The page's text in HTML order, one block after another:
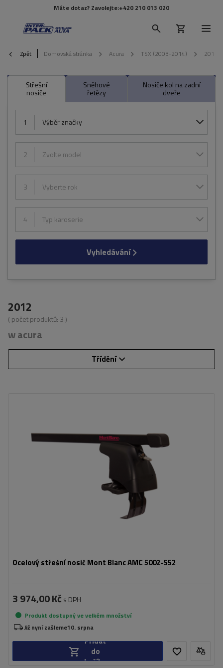
Máte dotaz? Zavolejte:+420 210 013 020
Zpět Domovská stránka Acura TSX (2003-2014) 2012
Střešní
nosiče
Sněhové
řetězy
Nosiče kol na zadní
dveře
1 Výběr značky
2 Zvolte model
3 Vyberte rok
4 Typ karoserie
Vyhledávání
2012
( počet produktů: 3 )
w acura
Třídění
Ocelový střešní nosič Mont Blanc AMC 5002-S52
3 974,00 Kč s DPH
Produkt dostupný ve velkém množství
Již nyní zašleme10. srpna
Přidat
do
košíku